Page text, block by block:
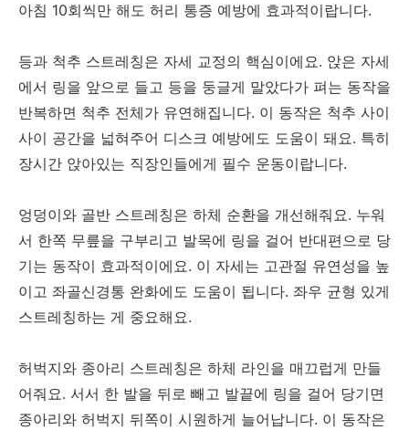
아침 10회씩만 해도 허리 통증 예방에 효과적이랍니다.
등과 척추 스트레칭은 자세 교정의 핵심이에요. 앉은 자세
에서 링을 앞으로 들고 등을 둥글게 말았다가 펴는 동작을
반복하면 척추 전체가 유연해집니다. 이 동작은 척추 사이
사이 공간을 넓혀주어 디스크 예방에도 도움이 돼요. 특히
장시간 앉아있는 직장인들에게 필수 운동이랍니다.
엉덩이와 골반 스트레칭은 하체 순환을 개선해줘요. 누워
서 한쪽 무릎을 구부리고 발목에 링을 걸어 반대편으로 당
기는 동작이 효과적이에요. 이 자세는 고관절 유연성을 높
이고 좌골신경통 완화에도 도움이 됩니다. 좌우 균형 있게
스트레칭하는 게 중요해요.
허벅지와 종아리 스트레칭은 하체 라인을 매끄럽게 만들
어줘요. 서서 한 발을 뒤로 빼고 발끝에 링을 걸어 당기면
종아리와 허벅지 뒤쪽이 시원하게 늘어납니다. 이 동작은